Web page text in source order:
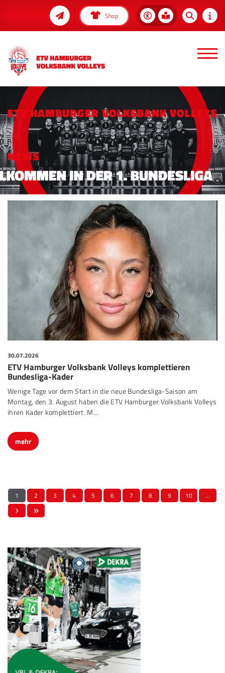
Shop
ETV HAMBURGER VOLKSBANK VOLLEYS
NEWS
30.07.2026
ETV Hamburger Volksbank Volleys komplettieren
Bundesliga-Kader
Wenige Tage vor dem Start in die neue Bundesliga-Saison am
Montag, den 3. August haben die ETV Hamburger Volksbank Volleys
ihren Kader komplettiert. M…
mehr
1 2 3 4 5 6 7 8 9 10 …